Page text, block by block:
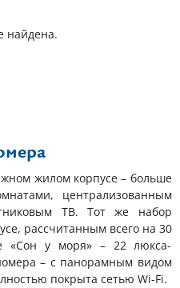
найдена.
жилом корпусе – больше
централизованным
ТВ. Тот же набор
рассчитанным всего на 30
«Сон у моря» – 22 люкса-
– с панорамным видом
покрыта сетью Wi-Fi.